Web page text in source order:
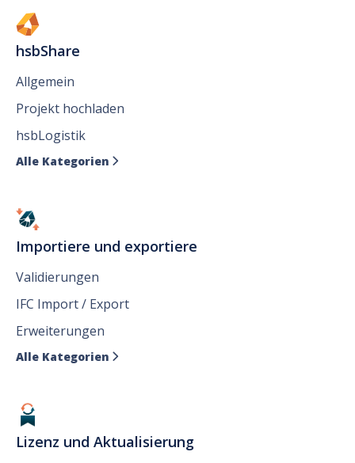
hsbShare
Allgemein
Projekt hochladen
hsbLogistik
Alle Kategorien 
Importiere und exportiere
Validierungen
IFC Import / Export
Erweiterungen
Alle Kategorien 
Lizenz und Aktualisierung